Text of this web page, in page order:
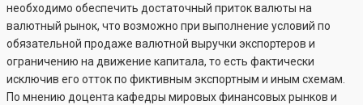
необходимо обеспечить достаточный приток валюты на
валютный рынок, что возможно при выполнение условий по
обязательной продаже валютной выручки экспортеров и
ограничению на движение капитала, то есть фактически
исключив его отток по фиктивным экспортным и иным схемам.
По мнению доцента кафедры мировых финансовых рынков и